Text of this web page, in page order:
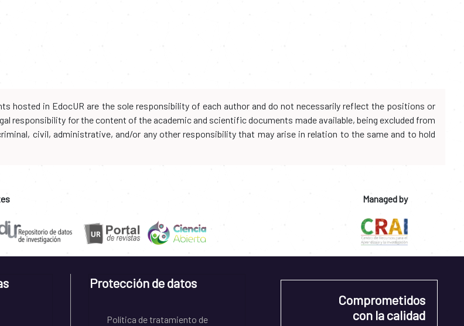
hosted in EdocUR are the sole responsibility of each author and do not necessarily reflect the positions or
responsibility for the content of the academic and scientific documents made available, being excluded from
civil, administrative, and/or any other responsibility that may arise in relation to the same and to hold
Managed by
Protección de datos
Política de tratamiento de
Comprometidos
con la calidad